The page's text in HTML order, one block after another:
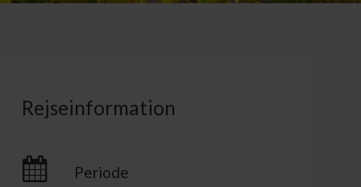
Rejseinformation
Periode